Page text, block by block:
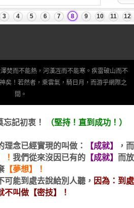
焚而不能熱，河漢冱而不能寒。疾雷破山而不
矣！若然者，乘雲氣，騎日月，而游乎網際之
間。
忘記初衷！ （堅持！直到成功！）
理念已經實現的叫做： 【成就】
，而
！ 我們從來沒因已有的 【成就】 而放
【夢想】！
能到處去說給別人聽， 因為：到處
不叫做【密技】！